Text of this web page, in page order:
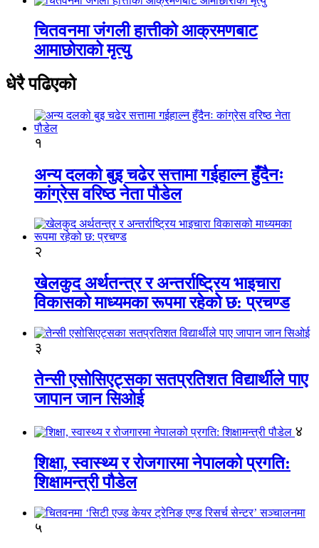
चितवनमा जंगली हात्तीको आक्रमणबाट
आमाछोराको मृत्यु
धेरै पढिएको
१
अन्य दलको बुइ चढेर सत्तामा गईहाल्न हुँदैनः
कांग्रेस वरिष्ठ नेता पौडेल
२
खेलकुद अर्थतन्त्र र अन्तर्राष्ट्रिय भाइचारा
विकासको माध्यमका रूपमा रहेको छ: प्रचण्ड
३
तेन्सी एसोसिएट्सका सतप्रतिशत विद्यार्थीले पाए
जापान जान सिओई
४
शिक्षा, स्वास्थ्य र रोजगारमा नेपालको प्रगति:
शिक्षामन्त्री पौडेल
५